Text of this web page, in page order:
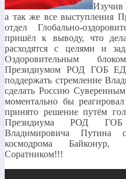
Изучив
а так же все выступления
отдел Глобально-
пришёл к выводу, что
расходятся с целями и
Оздоровительным
Президиумом РОД ГОБ
поддержать стремление
сделать Россию
моментально бы
принято решение путём
Президиума РОД
Владимировича Путина
космодрома
Соратником!!!